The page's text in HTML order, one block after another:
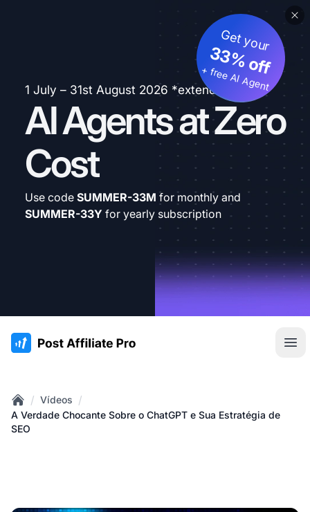
1 July – 31st August 2026 *extended
AI Agents at Zero
Cost
Get your
33% off
+ free AI Agent
Use code SUMMER-33M for monthly and
SUMMER-33Y for yearly subscription
:site.title
Home
/ Vídeos /
A Verdade Chocante Sobre o ChatGPT e Sua Estratégia de
SEO